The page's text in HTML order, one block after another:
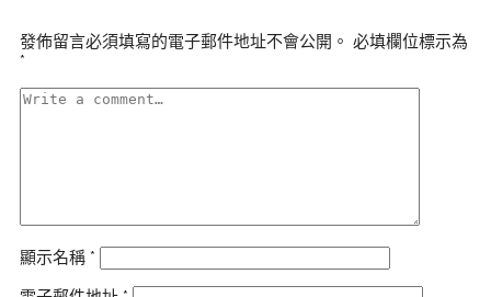
發佈留言必須填寫的電子郵件地址不會公開。 必填欄位標示為
*
顯示名稱 *